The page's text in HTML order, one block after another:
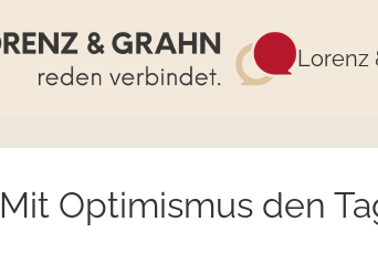
Lorenz
Mit Optimismus den